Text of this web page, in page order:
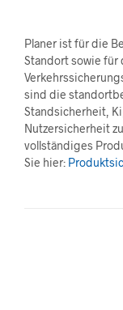
Planer ist für die
Standort sowie für
sind die
Standsicherheit,
Nutzersicherheit
vollständiges
Sie hier: